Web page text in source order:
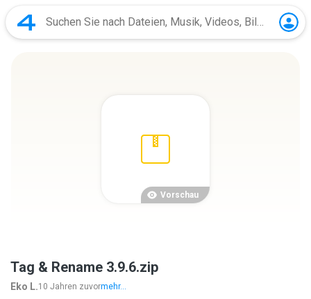
Vorschau
Tag & Rename 3.9.6.zip
Eko L.10 Jahren zuvormehr...